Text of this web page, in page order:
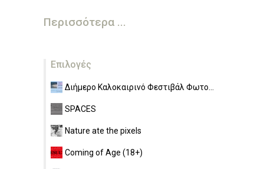
Περισσότερα ...
Επιλογές
Διήμερο Καλοκαιρινό Φεστιβάλ Φωτο...
SPACES
Nature ate the pixels
Coming of Age (18+)